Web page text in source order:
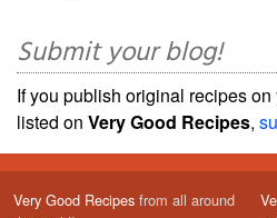
Submit your blog!
If you publish original recipes
listed on Very Good Recipes,
Very Good Recipes from all around